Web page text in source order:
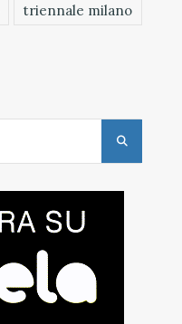
triennale milano